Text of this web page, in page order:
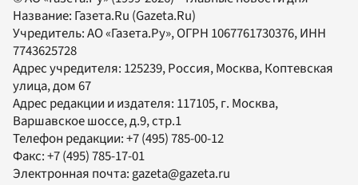
Название: Газета.Ru (Gazeta.Ru)
Учредитель:АО «Газета.Ру», ОГРН 1067761730376, ИНН
7743625728
Адрес учредителя: 125239, Россия, Москва, Коптевская
улица, дом 67
Адрес редакции и издателя: 117105, г. Москва,
Варшавское шоссе, д.9, стр.1
Телефон редакции:+7 (495) 785-00-12
Факс:+7 (495) 785-17-01
Электронная почта:gazeta@gazeta.ru